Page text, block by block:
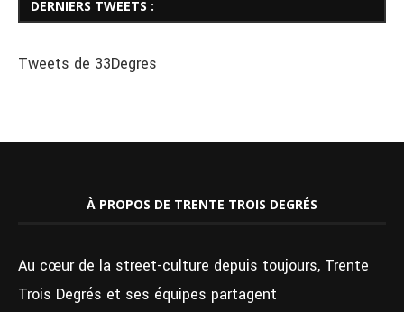
DERNIERS TWEETS :
Tweets de 33Degres
À PROPOS DE TRENTE TROIS DEGRÉS
Au cœur de la street-culture depuis toujours, Trente
Trois Degrés et ses équipes partagent